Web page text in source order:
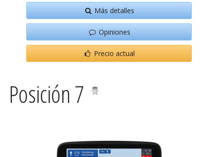
Más detalles
Opiniones
Precio actual
Posición 7